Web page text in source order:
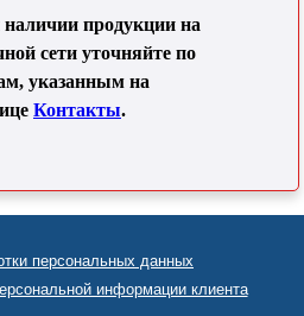
продукции на
сети уточняйте по
указанным на
Контакты.
персональных данных
информации клиента